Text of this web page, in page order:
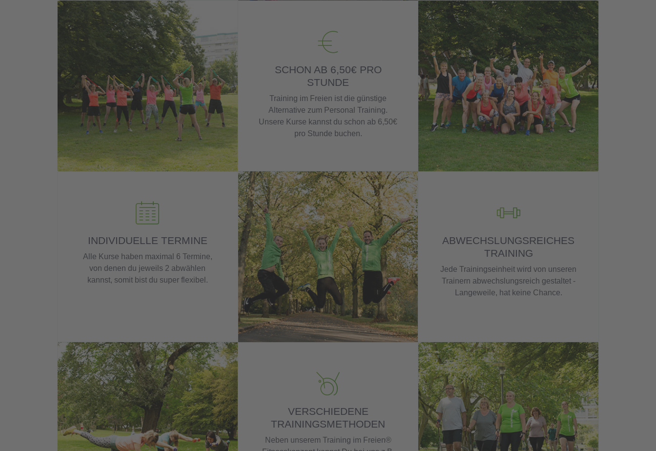
SCHON AB 6,50€ PRO
STUNDE
Training im Freien ist die günstige
Alternative zum Personal Training.
Unsere Kurse kannst du schon ab 6,50€
pro Stunde buchen.
INDIVIDUELLE TERMINE
Alle Kurse haben maximal 6 Termine,
von denen du jeweils 2 abwählen
kannst, somit bist du super flexibel.
ABWECHSLUNGSREICHES
TRAINING
Jede Trainingseinheit wird von unseren
Trainern abwechslungsreich gestaltet -
Langeweile, hat keine Chance.
VERSCHIEDENE
TRAININGSMETHODEN
Neben unserem Training im Freien®